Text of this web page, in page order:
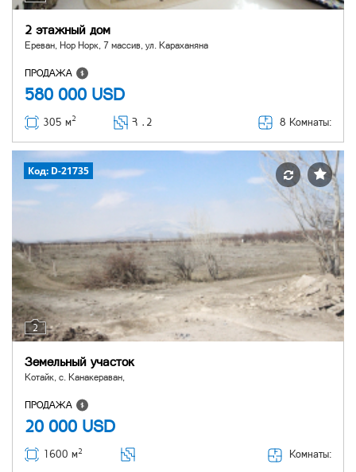
2 этажный дом
Ереван, Нор Норк, 7 массив, ул. Караханяна
ПРОДАЖА
580 000 USD
305 м2 Հ ․ 2 8 Комнаты:
2
Код: D-21735
Земельный участок
Котайк, с. Канакераван,
ПРОДАЖА
20 000 USD
1600 м2 Комнаты: